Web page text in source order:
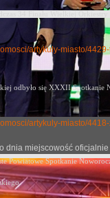
dnia miejscowość
artykuly-miasto/
odbyło się XXXII Spotkanie
artykuly-miasto/
Powiatowe Spotkanie